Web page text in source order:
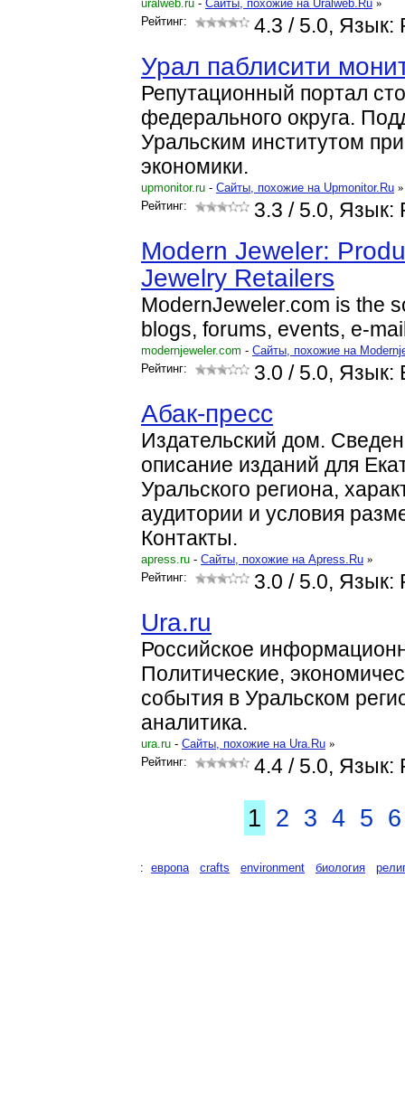
uralweb.ru - Cайты, похожие на Uralweb.Ru »
Рейтинг:
4.3 / 5.0, Язык:
Урал паблисити
Репутационный портал
федерального округа.
Уральским институтом
экономики.
upmonitor.ru - Cайты, похожие на Upmonitor.Ru »
Рейтинг:
3.3 / 5.0, Язык:
Modern Jeweler:
Jewelry Retailers
ModernJeweler.com is the
blogs, forums, events, e-
modernjeweler.com - Cайты, похожие на
Рейтинг:
3.0 / 5.0, Язык:
Абак-пресс
Издательский дом.
описание изданий для
Уральского региона,
аудитории и условия
Контакты.
apress.ru - Cайты, похожие на Apress.Ru »
Рейтинг:
3.0 / 5.0, Язык:
Ura.ru
Российское
Политические,
события в Уральском
аналитика.
ura.ru - Cайты, похожие на Ura.Ru »
Рейтинг:
4.4 / 5.0, Язык:
1 2 3 4 5 6
: европа crafts environment биология